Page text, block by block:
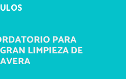
PARA
LIMPIEZA DE